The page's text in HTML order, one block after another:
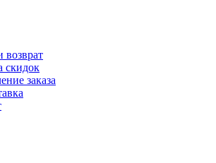
скидок
заказа